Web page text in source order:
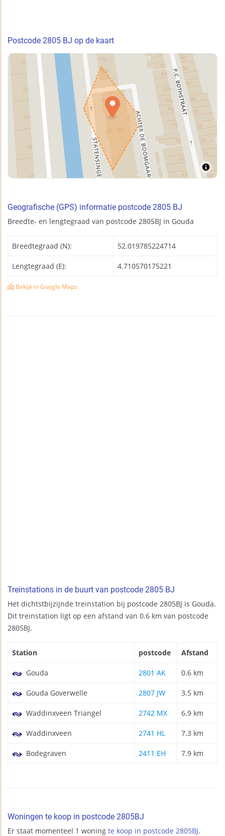
Postcode 2805 BJ op de kaart
Geografische (GPS) informatie postcode 2805 BJ
Breedte- en lengtegraad van postcode 2805BJ in Gouda
Breedtegraad (N): 52.019785224714
Lengtegraad (E): 4.710570175221
Bekijk in Google Maps
Treinstations in de buurt van postcode 2805 BJ
Het dichtstbijzijnde treinstation bij postcode 2805BJ is Gouda.
Dit treinstation ligt op een afstand van 0.6 km van postcode
2805BJ.
Station postcode Afstand
Gouda 2801 AK 0.6 km
Gouda Goverwelle 2807 JW 3.5 km
Waddinxveen Triangel 2742 MX 6.9 km
Waddinxveen 2741 HL 7.3 km
Bodegraven 2411 EH 7.9 km
Woningen te koop in postcode 2805BJ
Er staat momenteel 1 woning te koop in postcode 2805BJ.